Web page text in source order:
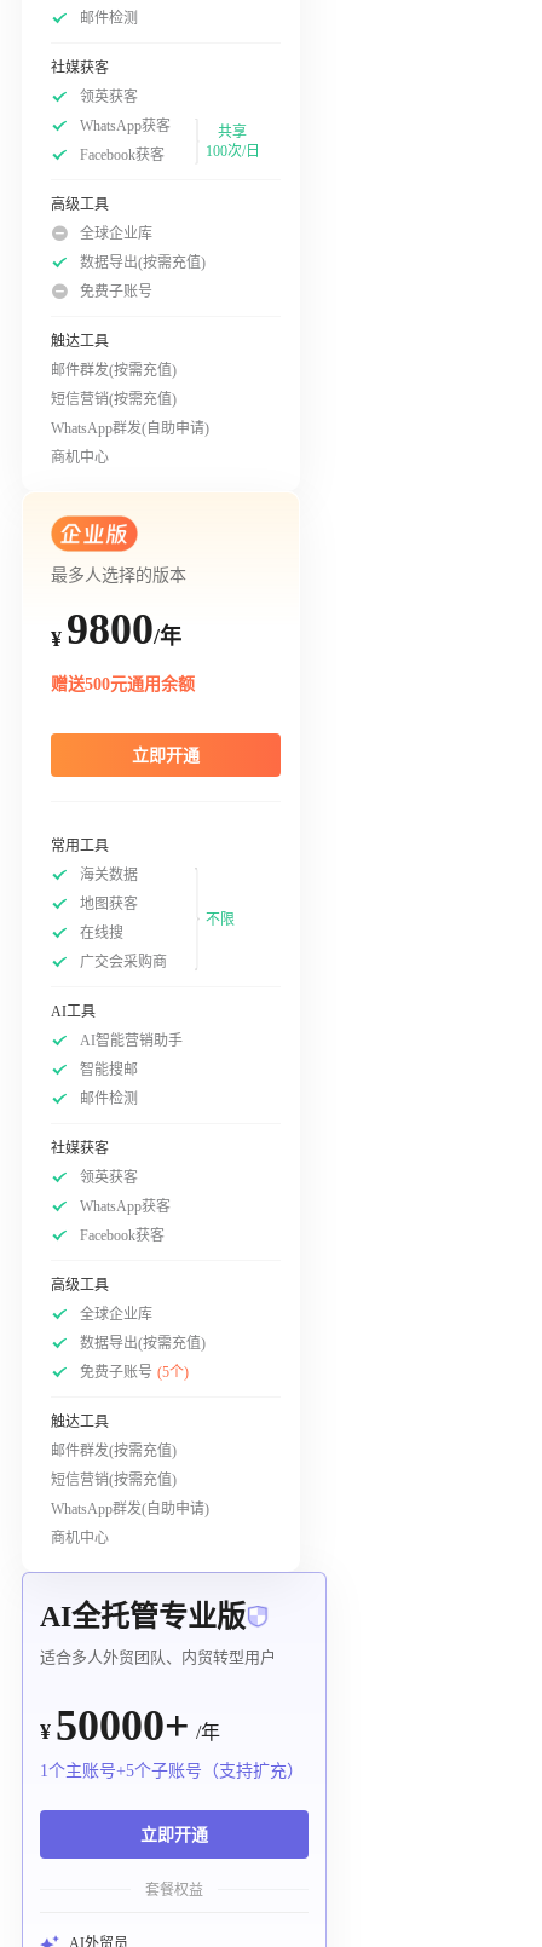
邮件检测
社媒获客
领英获客
WhatsApp获客
Facebook获客
共享
100次/日
高级工具
全球企业库
数据导出(按需充值)
免费子账号
触达工具
邮件群发(按需充值)
短信营销(按需充值)
WhatsApp群发(自助申请)
商机中心
最多人选择的版本
¥ 9800/年
赠送500元通用余额
立即开通
常用工具
海关数据
地图获客
在线搜
广交会采购商
不限
AI工具
AI智能营销助手
智能搜邮
邮件检测
社媒获客
领英获客
WhatsApp获客
Facebook获客
高级工具
全球企业库
数据导出(按需充值)
免费子账号 (5个)
触达工具
邮件群发(按需充值)
短信营销(按需充值)
WhatsApp群发(自助申请)
商机中心
AI全托管专业版
适合多人外贸团队、内贸转型用户
¥ 50000+ /年
1个主账号+5个子账号（支持扩充）
立即开通
套餐权益
AI外贸员